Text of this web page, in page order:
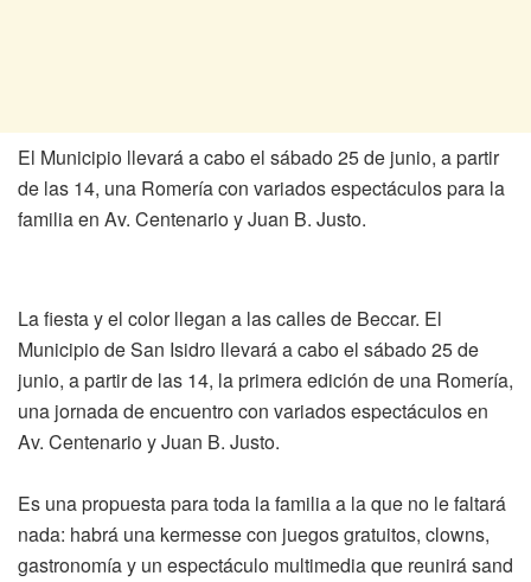
El Municipio llevará a cabo el sábado 25 de junio, a partir
de las 14, una Romería con variados espectáculos para la
familia en Av. Centenario y Juan B. Justo.
La fiesta y el color llegan a las calles de Beccar. El
Municipio de San Isidro llevará a cabo el sábado 25 de
junio, a partir de las 14, la primera edición de una Romería,
una jornada de encuentro con variados espectáculos en
Av. Centenario y Juan B. Justo.
Es una propuesta para toda la familia a la que no le faltará
nada: habrá una kermesse con juegos gratuitos, clowns,
gastronomía y un espectáculo multimedia que reunirá sand